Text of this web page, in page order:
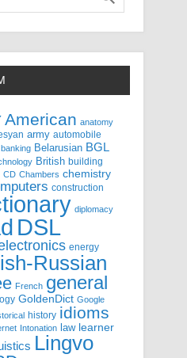
American anatomy
army automobile
banking Belarusian BGL
British building
CD Chambers chemistry
construction
diplomacy
DSL
energy
Russian
French general
GoldenDict Google
history idioms
Intonation law learner
Lingvo